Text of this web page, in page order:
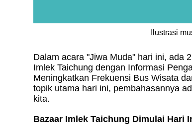
Ilustrasi
Dalam acara "Jiwa Muda" hari ini, ada
Imlek Taichung dengan Informasi
Meningkatkan Frekuensi Bus Wisata
topik utama hari ini, pembahasannya
kita.
Bazaar Imlek Taichung Dimulai Hari